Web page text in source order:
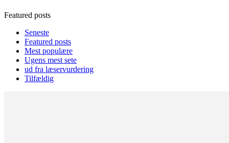
Featured posts
Seneste
Featured posts
Mest populære
Ugens mest sete
ud fra læservurdering
Tilfældig